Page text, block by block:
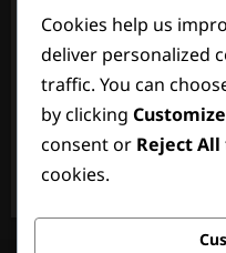
Shark Card Exklusive
Besondere
GTA+ Mitgliedschaft:
Vorteile, Besondere
Wöchentliche
Missionen, Bonus-
Cookies help us
deliver personalized
traffic. You can
by clicking Customize
consent or Reject All
cookies.